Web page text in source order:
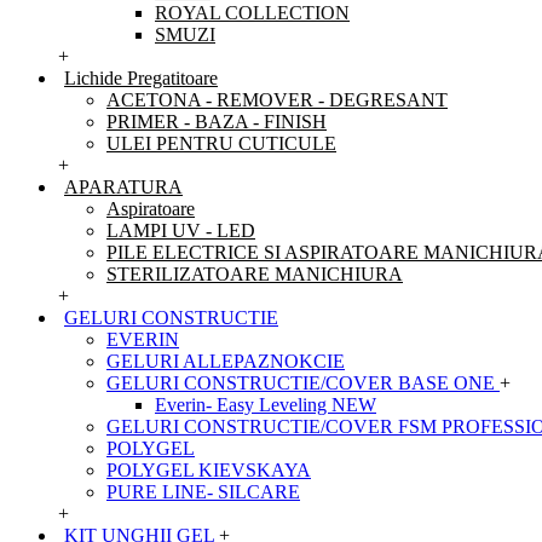
ROYAL COLLECTION
SMUZI
+
Lichide Pregatitoare
ACETONA - REMOVER - DEGRESANT
PRIMER - BAZA - FINISH
ULEI PENTRU CUTICULE
+
APARATURA
Aspiratoare
LAMPI UV - LED
PILE ELECTRICE SI ASPIRATOARE
STERILIZATOARE MANICHIURA
+
GELURI CONSTRUCTIE
EVERIN
GELURI ALLEPAZNOKCIE
GELURI CONSTRUCTIE/COVER BASE ONE +
Everin- Easy Leveling NEW
GELURI CONSTRUCTIE/COVER FSM
POLYGEL
POLYGEL KIEVSKAYA
PURE LINE- SILCARE
+
KIT UNGHII GEL +